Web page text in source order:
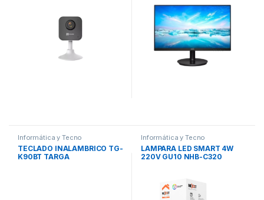
Informática y Tecno
TECLADO INALAMBRICO TG-
K90BT TARGA
Informática y Tecno
LAMPARA LED SMART 4W
220V GU10 NHB-C320